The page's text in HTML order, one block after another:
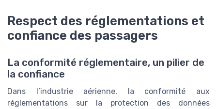
Respect des réglementations et
confiance des passagers
La conformité réglementaire, un pilier de
la confiance
Dans l’industrie aérienne, la conformité aux
réglementations sur la protection des données